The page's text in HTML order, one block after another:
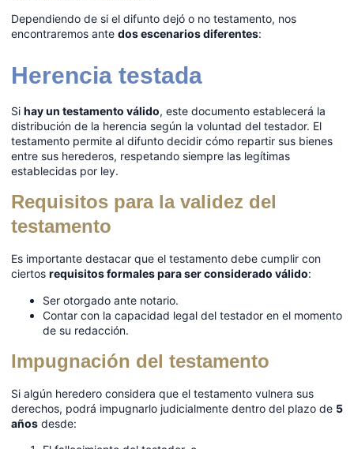
Dependiendo de si el difunto dejó o no testamento, nos
encontraremos ante dos escenarios diferentes:
Herencia testada
Si hay un testamento válido, este documento establecerá la
distribución de la herencia según la voluntad del testador. El
testamento permite al difunto decidir cómo repartir sus bienes
entre sus herederos, respetando siempre las legítimas
establecidas por ley.
Requisitos para la validez del
testamento
Es importante destacar que el testamento debe cumplir con
ciertos requisitos formales para ser considerado válido:
Ser otorgado ante notario.
Contar con la capacidad legal del testador en el momento
de su redacción.
Impugnación del testamento
Si algún heredero considera que el testamento vulnera sus
derechos, podrá impugnarlo judicialmente dentro del plazo de 5
años desde: